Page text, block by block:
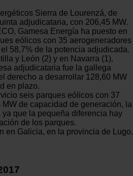
Sierra de Lourenzá, de
adjudicataria, con 206,45 MW.
Gamesa Energía ha puesto en
eólicos con 35 aerogeneradores
58,7% de la potencia adjudicada.
y León (2) y en Navarra (1).
adjudicataria fue la gallega
derecho a desarrollar 128,60 MW
en plazo.
seis parques eólicos con 37
de capacidad de generación, la
que la pequeña diferencia hay
de los parques.
en Galicia, en la provincia de Lugo.